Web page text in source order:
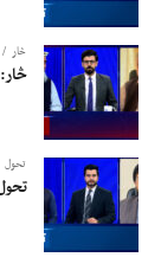
څار
تحول